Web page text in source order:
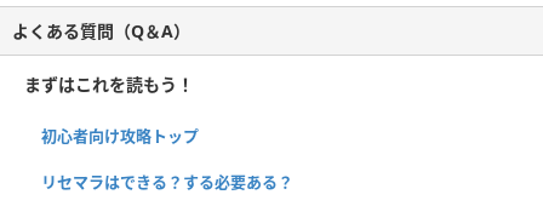
よくある質問（Q＆A）
まずはこれを読もう！
初心者向け攻略トップ
リセマラはできる？する必要ある？